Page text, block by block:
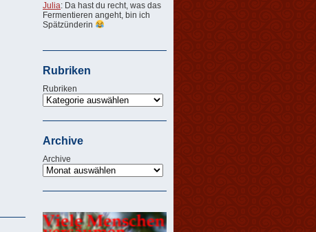
Julia: Da hast du recht, was das
Fermentieren angeht, bin ich
Spätzünderin
Rubriken
Rubriken
Archive
Archive